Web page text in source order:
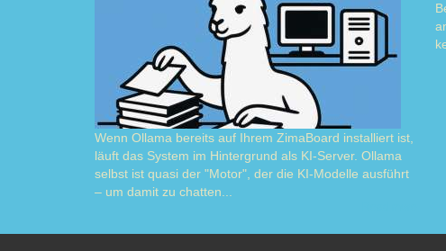
Wenn Ollama bereits auf Ihrem ZimaBoard installiert ist,
läuft das System im Hintergrund als KI-Server. Ollama
selbst ist quasi der "Motor", der die KI-Modelle ausführt
– um damit zu chatten...